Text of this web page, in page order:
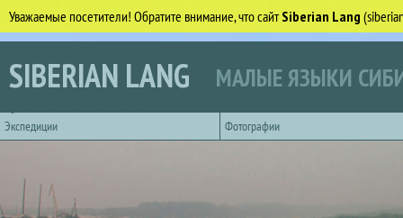
Уважаемые посетители! Обратите внимание, что сайтSiberian Lang
Перейти к основному содержанию
SIBERIAN LANG МАЛЫЕ ЯЗЫКИ
Экспедиции
Фотографии